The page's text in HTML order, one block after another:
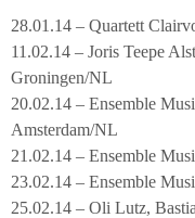
28.01.14 – Quartett
11.02.14 – Joris Teepe
Groningen/NL
20.02.14 – Ensemble
Amsterdam/NL
21.02.14 – Ensemble
23.02.14 – Ensemble
25.02.14 – Oli Lutz,